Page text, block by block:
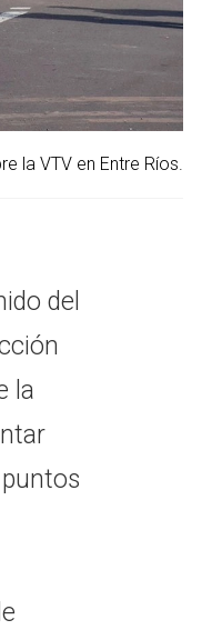
la VTV en Entre Ríos.
del
la